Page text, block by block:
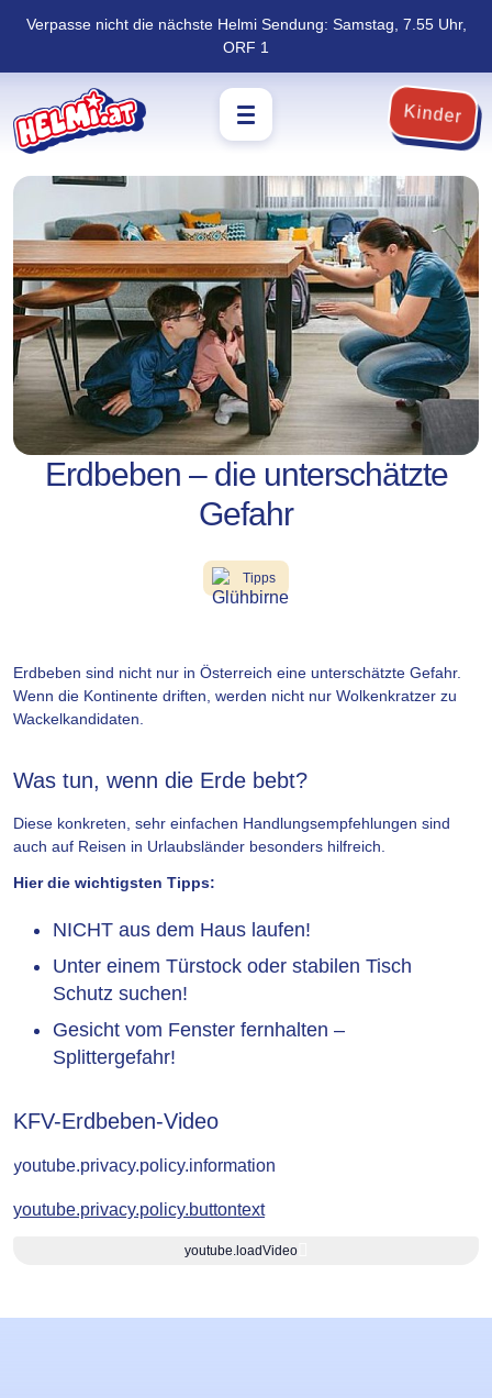
Navigation
Zum
Verpasse nicht die nächste Helmi Sendung: Samstag, 7.55 Uhr,
ORF 1
Kinder
Erdbeben – die unterschätzte
Gefahr
Tipps
Erdbeben sind nicht nur in Österreich eine unterschätzte Gefahr.
Wenn die Kontinente driften, werden nicht nur Wolkenkratzer zu
Wackelkandidaten.
Was tun, wenn die Erde bebt?
Diese konkreten, sehr einfachen Handlungsempfehlungen sind
auch auf Reisen in Urlaubsländer besonders hilfreich.
Hier die wichtigsten Tipps:
NICHT aus dem Haus laufen!
Unter einem Türstock oder stabilen Tisch
Schutz suchen!
Gesicht vom Fenster fernhalten –
Splittergefahr!
KFV-Erdbeben-Video
youtube.privacy.policy.information
youtube.privacy.policy.buttontext
youtube.loadVideo